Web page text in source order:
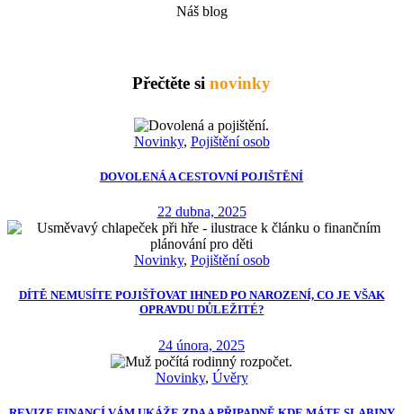
Náš blog
Přečtěte si novinky
Novinky, Pojištění osob
DOVOLENÁ A CESTOVNÍ POJIŠTĚNÍ
22 dubna, 2025
Novinky, Pojištění osob
DÍTĚ NEMUSÍTE POJIŠŤOVAT IHNED PO NAROZENÍ, CO JE VŠAK
OPRAVDU DŮLEŽITÉ?
24 února, 2025
Novinky, Úvěry